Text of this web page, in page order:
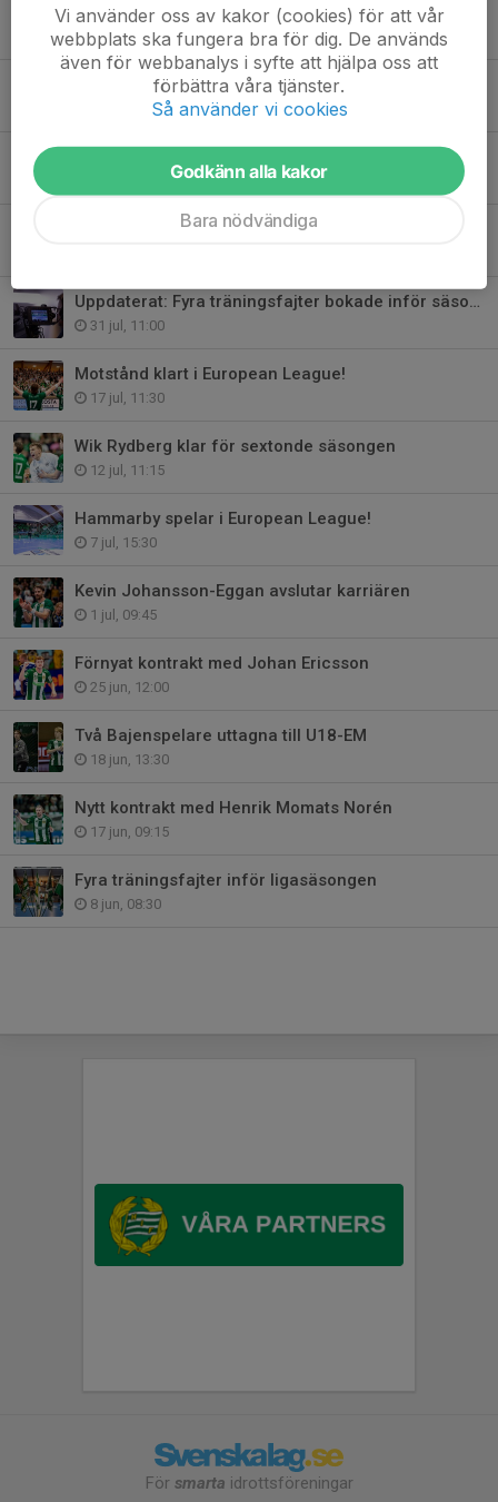
Youtube: Elliot Stenmalm om debuten
5 aug, 22:05
4 aug, 16:00
Passa på – fixa säsongskort inför hösten!
Uppdaterat: Fyra träningsfajter bokade inför säsongen
31 jul, 11:00
Motstånd klart i European League!
17 jul, 11:30
Wik Rydberg klar för sextonde säsongen
12 jul, 11:15
Hammarby spelar i European League!
7 jul, 15:30
Kevin Johansson-Eggan avslutar karriären
1 jul, 09:45
Förnyat kontrakt med Johan Ericsson
25 jun, 12:00
Två Bajenspelare uttagna till U18-EM
18 jun, 13:30
Nytt kontrakt med Henrik Momats Norén
17 jun, 09:15
Fyra träningsfajter inför ligasäsongen
8 jun, 08:30
För smarta idrottsföreningar
Vi använder oss av kakor (cookies) för att vår
webbplats ska fungera bra för dig. De används
även för webbanalys i syfte att hjälpa oss att
förbättra våra tjänster.
Så använder vi cookies
Godkänn alla kakor
Bara nödvändiga